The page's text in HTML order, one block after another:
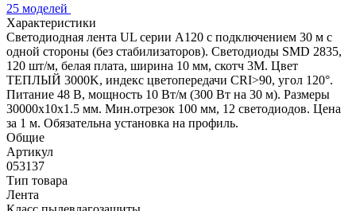
25 моделей
Характеристики
Светодиодная лента UL серии A120 с подключением 30 м с
одной стороны (без стабилизаторов). Светодиоды SMD 2835,
120 шт/м, белая плата, ширина 10 мм, скотч 3M. Цвет
ТЕПЛЫЙ 3000K, индекс цветопередачи CRI>90, угол 120°.
Питание 48 В, мощность 10 Вт/м (300 Вт на 30 м). Размеры
30000x10x1.5 мм. Мин.отрезок 100 мм, 12 светодиодов. Цена
за 1 м. Обязательна установка на профиль.
Общие
Артикул
053137
Тип товара
Лента